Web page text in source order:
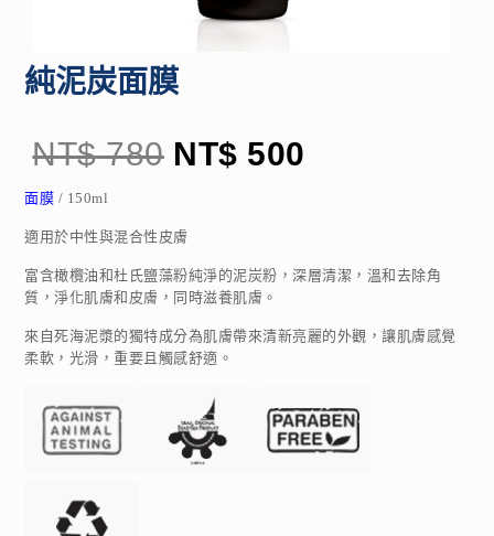
純泥炭面膜
NT$780 NT$ 500
面膜 / 150ml
適用於中性與混合性皮膚
富含橄欖油和杜氏鹽藻粉純淨的泥炭粉，深層清潔，溫和去除角
質，淨化肌膚和皮膚，同時滋養肌膚。
來自死海泥漿的獨特成分為肌膚帶來清新亮麗的外觀，讓肌膚感覺
柔軟，光滑，重要且觸感舒適。